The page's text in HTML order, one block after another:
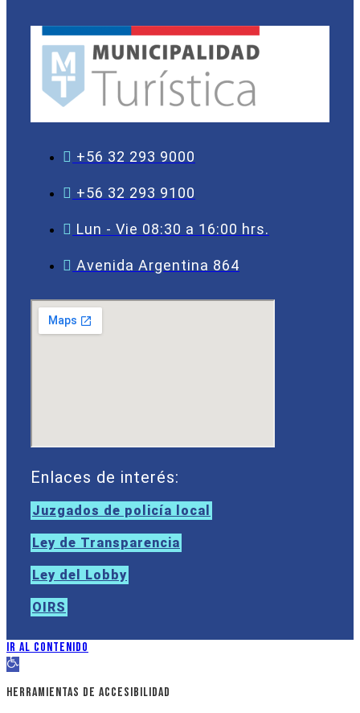
+56 32 293 9000
+56 32 293 9100
Lun - Vie 08:30 a 16:00 hrs.
Avenida Argentina 864
Enlaces de interés:
Juzgados de policía local
Ley de Transparencia
Ley del Lobby
OIRS
Ir al contenido
Abrir barra de herramientas
Herramientas de accesibilidad